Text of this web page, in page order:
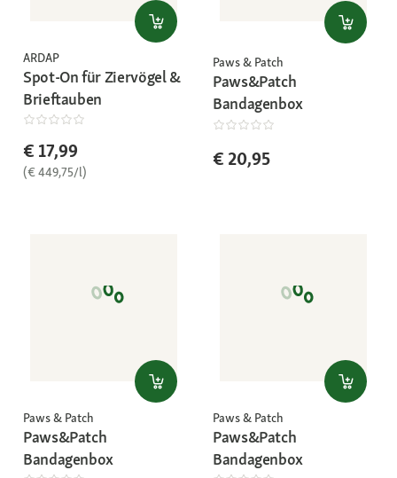
ARDAP
Spot-On für Ziervögel &
Brieftauben
€ 17,99
(€ 449,75/l)
Paws & Patch
Paws&Patch
Bandagenbox
€ 20,95
Paws & Patch
Paws&Patch
Bandagenbox
Paws & Patch
Paws&Patch
Bandagenbox